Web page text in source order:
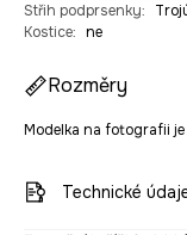
Střih podprsenky:
Kostice: ne
Rozměry
Modelka na fotografii je
Technické